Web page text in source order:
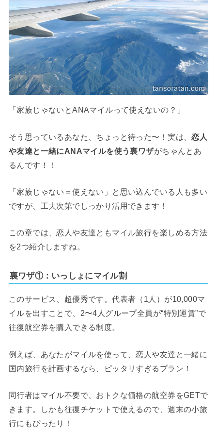
「家族じゃないとANAマイルって使えないの？」
そう思っているあなた、ちょっと待った〜！実は、恋人
や友達と一緒にANAマイルを使う裏ワザがちゃんとあ
るんです！！
「家族じゃない＝使えない」と思い込んでいる人も多い
ですが、工夫次第でしっかり活用できます！
この章では、恋人や友達ともマイル旅行を楽しめる方法
を2つ紹介しますね。
裏ワザ①：いっしょにマイル割
このサービス、超優秀です。代表者（1人）が10,000マ
イルを出すことで、2〜4人グループ全員が“特別運賃”で
往復航空券を購入できる制度。
例えば、あなたがマイルを使って、恋人や友達と一緒に
国内旅行を計画するなら、ピッタリすぎるプラン！
同行者はマイル不要で、おトクな価格の航空券をGETで
きます。しかも往復チケットで使えるので、週末の小旅
行にもぴったり！